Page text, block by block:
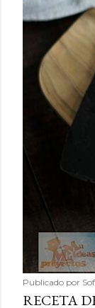
Publicado por
RECETA